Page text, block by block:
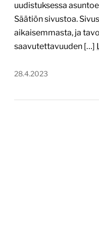
uudistuksessa
Säätiön sivustoa.
aikaisemmasta, ja
saavutettavuuden […]
28.4.2023